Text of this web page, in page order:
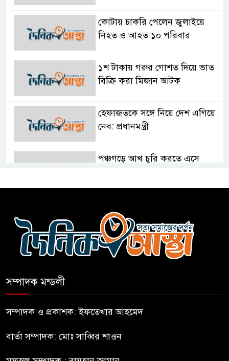
কোটায় চাকরি পেলেন জুলাইয়ে
নিহত ও আহত ১০ পরিবার
১শ টাকায় গরুর গোশত দিয়ে ভাত
বিক্রি করা মিজান আটক
হেফাজতকে সঙ্গে নিয়ে দেশ এগিয়ে
নেব: প্রধানমন্ত্রী
পঞ্চগড়ে আখ চুরি করতে এসে
কুদ্দুসের বাড়িতে হামলা-ভাঙচুর
দীর্ঘ প্রতীক্ষা ও জল্পনা কল্পনার পর
আইডিয়াল স্কুল এন্ড কলেজ কমিটি
কারাগারে-৩
সম্পাদক মন্ডলী
সম্পাদক ও প্রকাশক: ইফতেখার আহমেদ
বার্তা সম্পাদক: মোঃ সাব্বির শাওন